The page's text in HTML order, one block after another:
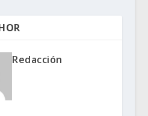
Redacción